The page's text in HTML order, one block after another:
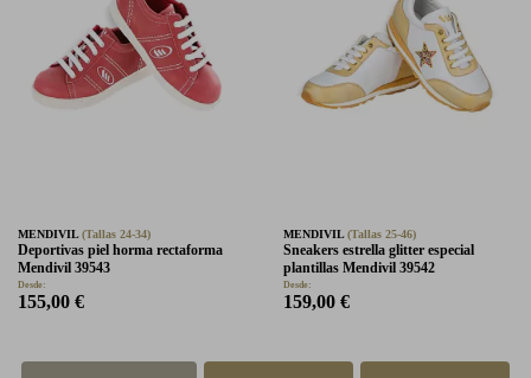
MENDIVIL(Tallas 24-34)
Deportivas piel horma rectaforma
Mendivil 39543
Desde:
155,00 €
MENDIVIL(Tallas 25-46)
Sneakers estrella glitter especial
plantillas Mendivil 39542
Desde:
159,00 €